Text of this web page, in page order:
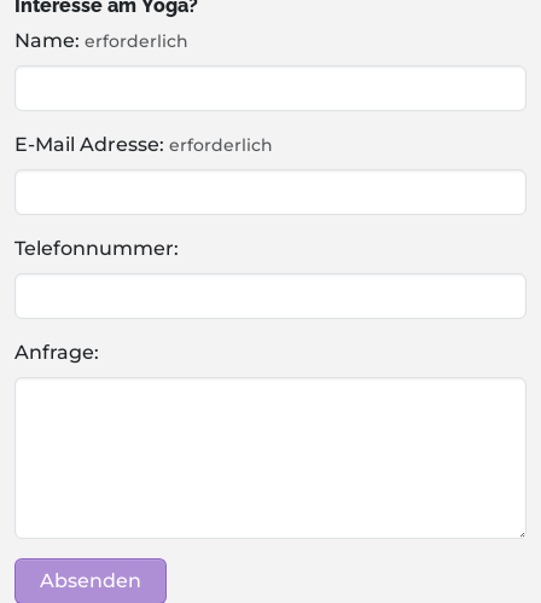
Interesse am Yoga?
Name: erforderlich
E-Mail Adresse: erforderlich
Telefonnummer:
Anfrage:
Absenden